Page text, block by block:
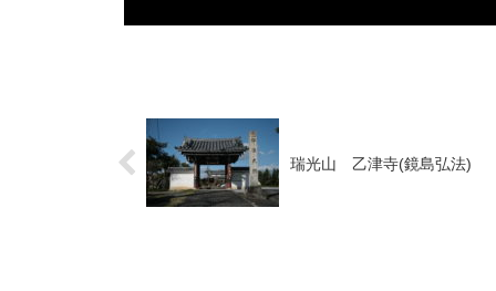
瑞光山 乙津寺(鏡島弘法)